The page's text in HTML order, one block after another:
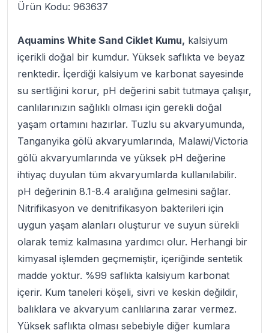
Ürün Kodu: 963637
Aquamins White Sand Ciklet Kumu, kalsiyum
içerikli doğal bir kumdur. Yüksek saflıkta ve beyaz
renktedir. İçerdiği kalsiyum ve karbonat sayesinde
su sertliğini korur, pH değerini sabit tutmaya çalışır,
canlılarınızın sağlıklı olması için gerekli doğal
yaşam ortamını hazırlar. Tuzlu su akvaryumunda,
Tanganyika gölü akvaryumlarında, Malawi/Victoria
gölü akvaryumlarında ve yüksek pH değerine
ihtiyaç duyulan tüm akvaryumlarda kullanılabilir.
pH değerinin 8.1-8.4 aralığına gelmesini sağlar.
Nitrifikasyon ve denitrifikasyon bakterileri için
uygun yaşam alanları oluşturur ve suyun sürekli
olarak temiz kalmasına yardımcı olur. Herhangi bir
kimyasal işlemden geçmemiştir, içeriğinde sentetik
madde yoktur. %99 saflıkta kalsiyum karbonat
içerir. Kum taneleri köşeli, sivri ve keskin değildir,
balıklara ve akvaryum canlılarına zarar vermez.
Yüksek saflıkta olması sebebiyle diğer kumlara